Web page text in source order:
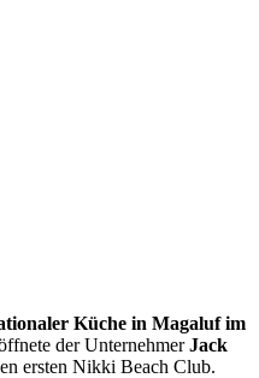
Küche in Magaluf im
der UnternehmerJack
ersten Nikki Beach Club.